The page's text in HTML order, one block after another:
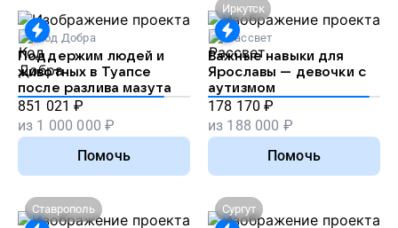
Код Добра
Поддержим людей и
животных в Туапсе
после разлива мазута
851 021 ₽
из 1 000 000 ₽
Помочь
Иркутск
Рассвет
Важные навыки для
Ярославы — девочки с
аутизмом
178 170 ₽
из 188 000 ₽
Помочь
Ставрополь Сургут